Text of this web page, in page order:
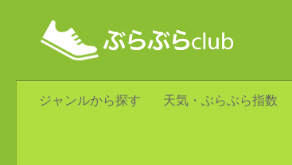
ジャンルから探す 天気・ぶらぶら指数